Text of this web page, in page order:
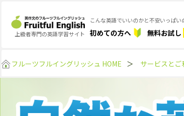
上級者専門の英語学習サイト
こんな英語でいいのかと不安いっぱい
初めての方へ
無料お試し
フルーツフルイングリッシュ HOME ＞ サービスとご